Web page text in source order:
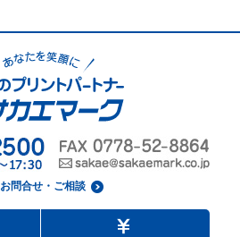
お問合せ・ご相談